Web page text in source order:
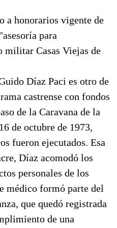
a honorarios vigente de
para
militar Casas Viejas de
Díaz Paci es otro de
castrense con fondos
de la Caravana de la
de octubre de 1973,
fueron ejecutados. Esa
Díaz acomodó los
personales de los
médico formó parte del
que quedó registrada
de una